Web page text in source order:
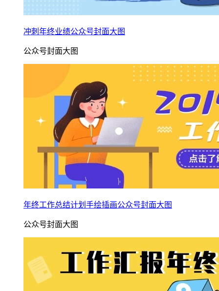
冲刺年终业绩公众号封面大图
公众号封面大图
年终工作总结计划手绘插画公众号封面大图
公众号封面大图